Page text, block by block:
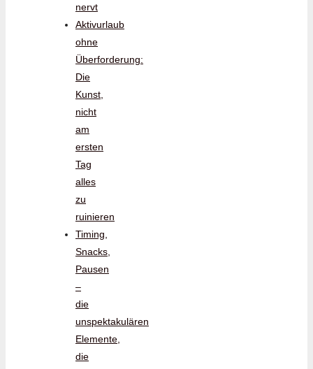
nervt
Aktivurlaub
ohne
Überforderung:
Die
Kunst,
nicht
am
ersten
Tag
alles
zu
ruinieren
Timing,
Snacks,
Pausen
–
die
unspektakulären
Elemente,
die